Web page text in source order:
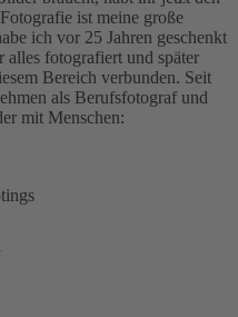
ist meine große
ich vor 25 Jahren geschenkt
alles fotografiert und später
Bereich verbunden. Seit
als Berufsfotograf und
mit Menschen: